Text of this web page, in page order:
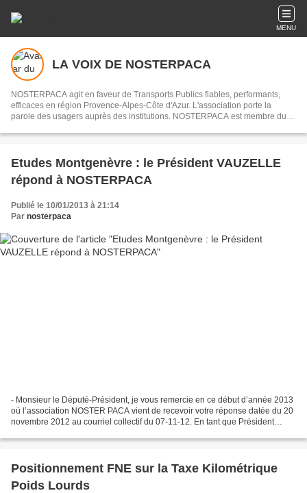
MENU
LA VOIX DE NOSTERPACA
NOSTERPACA agit en faveur de Transports Publics fiables, performants,
efficaces en région Provence-Alpes-Côte d'Azur. L'association porte la
parole des usagers auprès des institutions. NOSTERPACA est membre du
Etudes Montgenèvre : le Président VAUZELLE
répond à NOSTERPACA
Publié le 10/01/2013 à 21:14
Par nosterpaca
- Monsieur le Député-Président, je vous remercie en ce début d’année 2013
où l’association NOSTER PACA vient de recevoir votre réponse datée du 20
novembre 2012 au courriel collectif du 07-11-12. En tant que Président
Positionnement FNE sur la Taxe Kilométrique
Poids Lourds